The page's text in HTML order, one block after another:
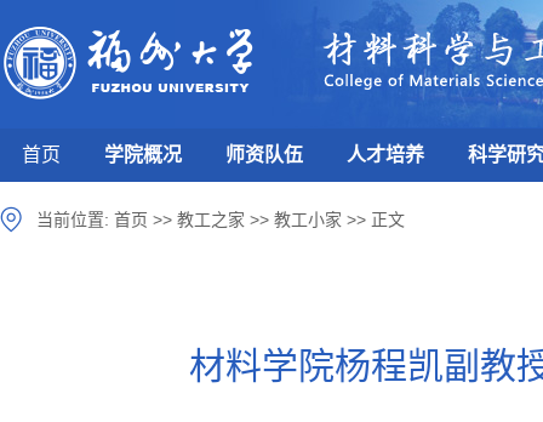
首页 学院概况 师资队伍 人才培养 科学研
当前位置: 首页 >> 教工之家 >> 教工小家 >> 正文
材料学院杨程凯副教